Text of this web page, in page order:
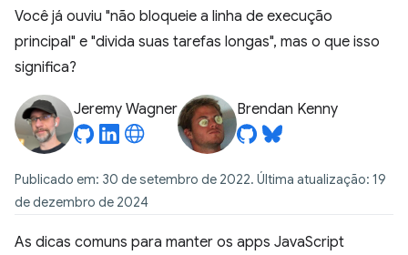
Você já ouviu "não bloqueie a linha de execução
principal" e "divida suas tarefas longas", mas o que isso
significa?
Jeremy Wagner Brendan Kenny
Publicado em: 30 de setembro de 2022. Última atualização: 19
de dezembro de 2024
As dicas comuns para manter os apps JavaScript